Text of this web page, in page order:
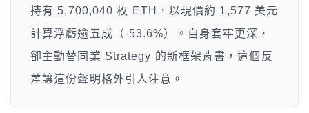
持有 5,700,040 枚 ETH，以現價約 1,577 美元
計算浮虧逾五成（-53.6%）。自身套牢更深，
卻主動替同業 Strategy 的新框架背書，這個反
差讓這份聲明格外引人注意。